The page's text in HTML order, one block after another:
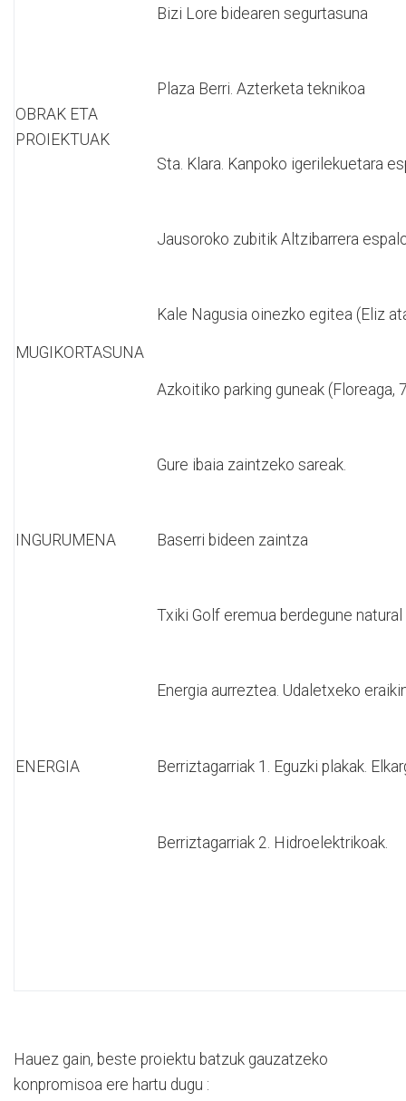
OBRAK ETA
PROIEKTUAK
Bizi Lore bidearen segurtasuna
Plaza Berri. Azterketa teknikoa
Sta. Klara. Kanpoko igerilekuetara
Jausoroko zubitik Altzibarrera
MUGIKORTASUNA
Kale Nagusia oinezko egitea (Eliz
Azkoitiko parking guneak (Floreaga,
INGURUMENA
Gure ibaia zaintzeko sareak.
Baserri bideen zaintza
Txiki Golf eremua berdegune
ENERGIA
Energia aurreztea. Udaletxeko
Berriztagarriak 1. Eguzki plakak.
Berriztagarriak 2. Hidroelektrikoak.
Hauez gain, beste proiektu batzuk gauzatzeko
konpromisoa ere hartu dugu :